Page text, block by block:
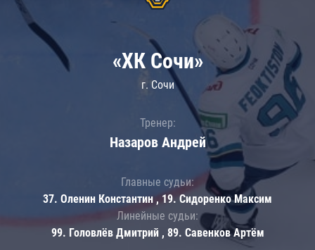
«ХК Сочи»
г. Сочи
Тренер:
Назаров Андрей
Главные судьи:
37. Оленин Константин , 19. Сидоренко Максим
Линейные судьи:
99. Головлёв Дмитрий , 89. Савенков Артём